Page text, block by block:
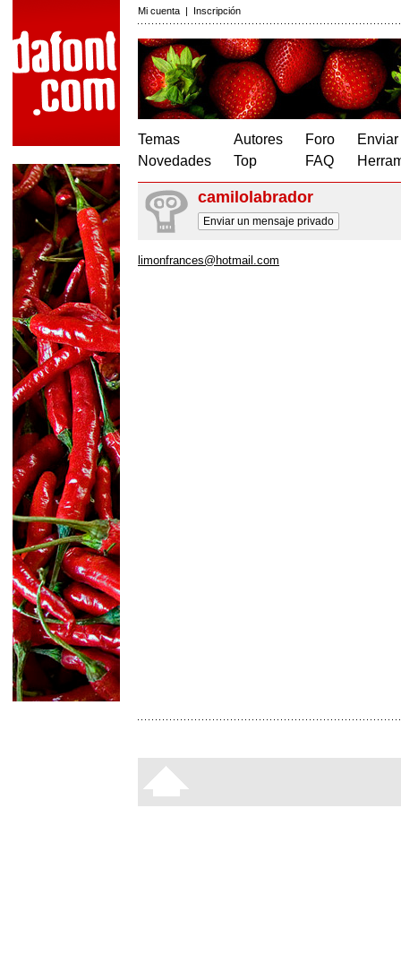
Mi cuenta | Inscripción
Temas
Novedades
Autores
Top
Foro
FAQ
camilolabrador
Enviar un mensaje privado
limonfrances@hotmail.com